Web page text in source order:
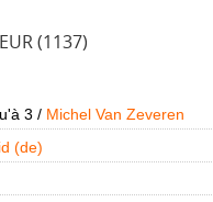
(1137)
3 / Michel Van Zeveren
(de)